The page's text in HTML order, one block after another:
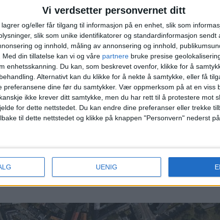
Vi verdsetter personvernet ditt
og/eller får tilgang til informasjon på en enhet, slik som
slik som unike identifikatorer og standardinformasjon sendt
og innhold, måling av annonsering og innhold,
Med din tillatelse kan vi og våre partnere bruke presise
enhetsskanning. Du kan, som beskrevet ovenfor, klikke for å
Alternativt kan du klikke for å nekte å samtykke, eller få
preferansene dine før du samtykker. Vær oppmerksom på at en viss
ikke krever ditt samtykke, men du har rett til å protestere mot
for dette nettstedet. Du kan endre dine preferanser eller trekke
til dette nettstedet og klikke på knappen "Personvern" nederst på
UENIG
5. Pilestredet Park 19, 9.550.000 kroner
denne listen.
2. Pilestredet Park 13F, 3.000.000 kroner 3.
5. Pilestredet Park 12B, 3.600.000 kroner
andre boliger i 200 meters avstand fra denne
kroner.
åpne, offentlige data, og er av allmenn interesse for leserne av
og artikkelmaler. Den publiseres derfor uten menneskelig